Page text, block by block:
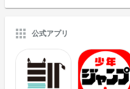
公式アプリ